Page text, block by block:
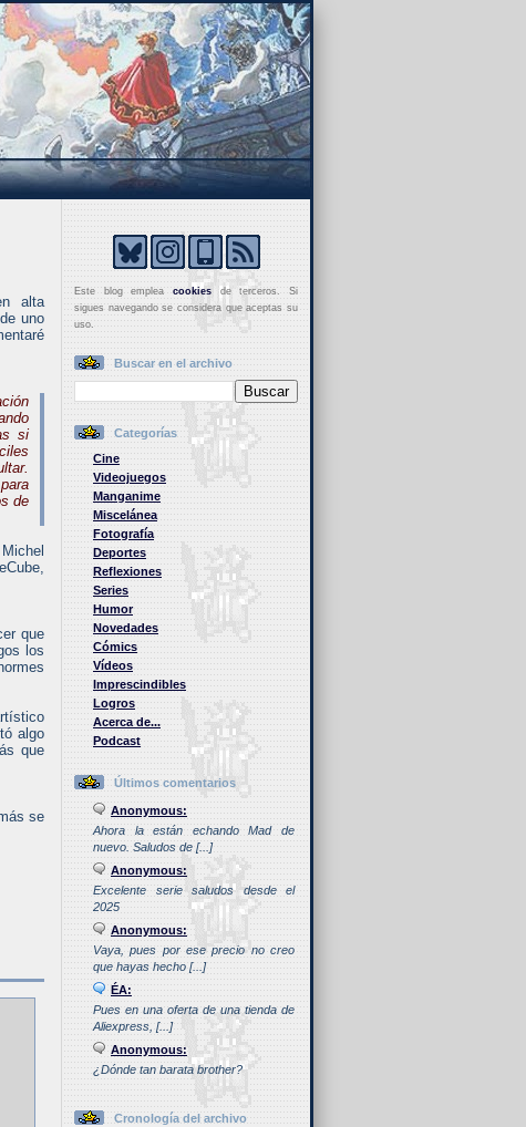
alta
uno
si
de
que
los
algo
que
se
Este blog empleacookies de terceros. Si
sigues navegando se considera que aceptas su
uso.
Buscar en el archivo
Categorías
Cine
Videojuegos
Manganime
Miscelánea
Fotografía
Deportes
Reflexiones
Series
Humor
Novedades
Cómics
Vídeos
Imprescindibles
Logros
Acerca de...
Podcast
Últimos comentarios
Anonymous:
Ahora la están echando Mad de
nuevo. Saludos de [...]
Anonymous:
Excelente serie saludos desde el
2025
Anonymous:
Vaya, pues por ese precio no creo
que hayas hecho [...]
ÉA:
Pues en una oferta de una tienda de
Aliexpress, [...]
Anonymous:
¿Dónde tan barata brother?
Cronología del archivo